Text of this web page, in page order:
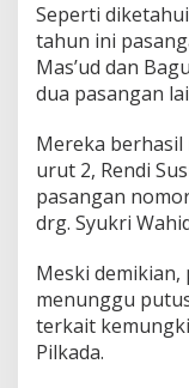
Seperti
tahun ini
Mas’ud dan
dua pasangan
Mereka
urut 2, Rendi
pasangan
drg. Syukri
Meski
menunggu
terkait
Pilkada.